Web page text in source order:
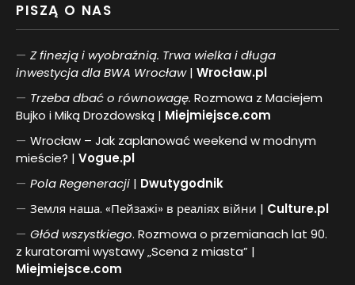
PISZĄ O NAS
Z finezją i wyobraźnią. Trwa wielka i długa
inwestycja dla BWA Wrocław| Wrocław.pl
Trzeba dbać o równowagę. Rozmowa z Maciejem
Bujko i Miką Drozdowską | Miejmiejsce.com
Wrocław – Jak zaplanować weekend w modnym
mieście? | Vogue.pl
PolaRegeneracji | Dwutygodnik
Земля наша. «Пейзажі» в реаліях війни | Culture.pl
Głód wszystkiego. Rozmowa o przemianach lat 90.
z kuratorami wystawy „Scena z miasta” |
Miejmiejsce.com